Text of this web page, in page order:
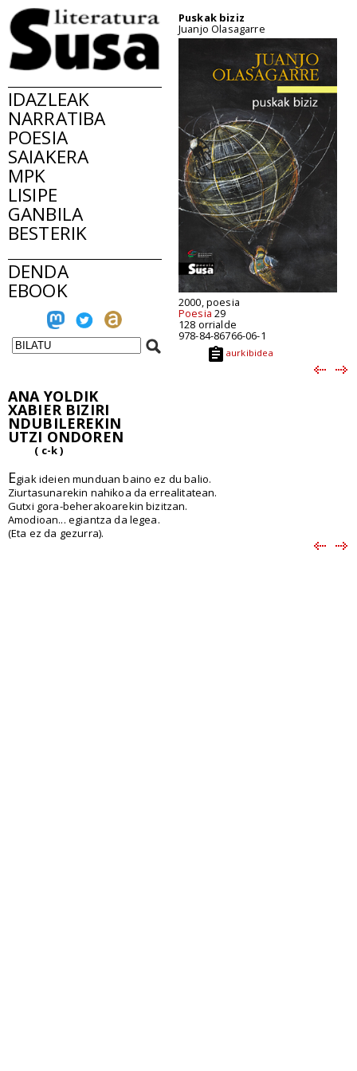
IDAZLEAK
NARRATIBA
POESIA
SAIAKERA
MPK
LISIPE
GANBILA
BESTERIK
DENDA
EBOOK
Puskak biziz
Juanjo Olasagarre
2000, poesia
Poesia 29
128 orrialde
978-84-86766-06-1
aurkibidea
ANA YOLDIK
XABIER BIZIRI
NDUBILEREKIN
UTZI ONDOREN
( c-k )
Egiak ideien munduan baino ez du balio.
Ziurtasunarekin nahikoa da errealitatean.
Gutxi gora-beherakoarekin bizitzan.
Amodioan... egiantza da legea.
(Eta ez da gezurra).